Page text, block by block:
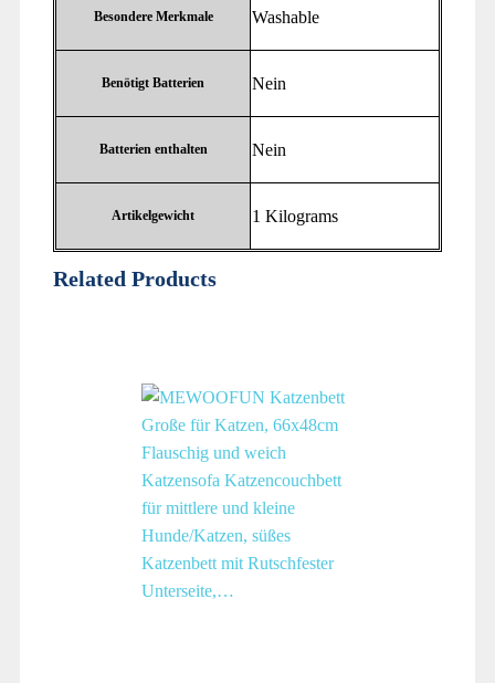
Besondere Merkmale ‎Washable
Benötigt Batterien ‎Nein
Batterien enthalten ‎Nein
Artikelgewicht ‎1 Kilograms
Related Products